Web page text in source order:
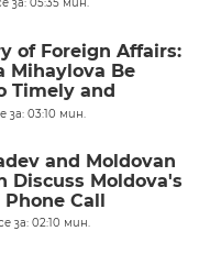
за: 05:35 мин.
of Foreign Affairs:
Mihaylova Be
Timely and
Care
за: 03:10 мин.
and Moldovan
Discuss Moldova's
Call
за: 02:10 мин.